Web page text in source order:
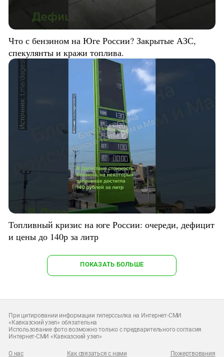
Что с бензином на Юге России? Закрытые АЗС,
спекулянты и кражи топлива.
Топливный кризис на юге России: очереди, дефицит
и цены до 140р за литр
ПОКАЗАТЬ БОЛЬШЕ
При цитировании информации гиперссылка на Интернет-СМИ
«Кавказский узел» обязательна
Использование фото возможно только с предварительного согласия
Интернет-СМИ «Кавказский узел»
О нас Как связаться с нами Пожертвования